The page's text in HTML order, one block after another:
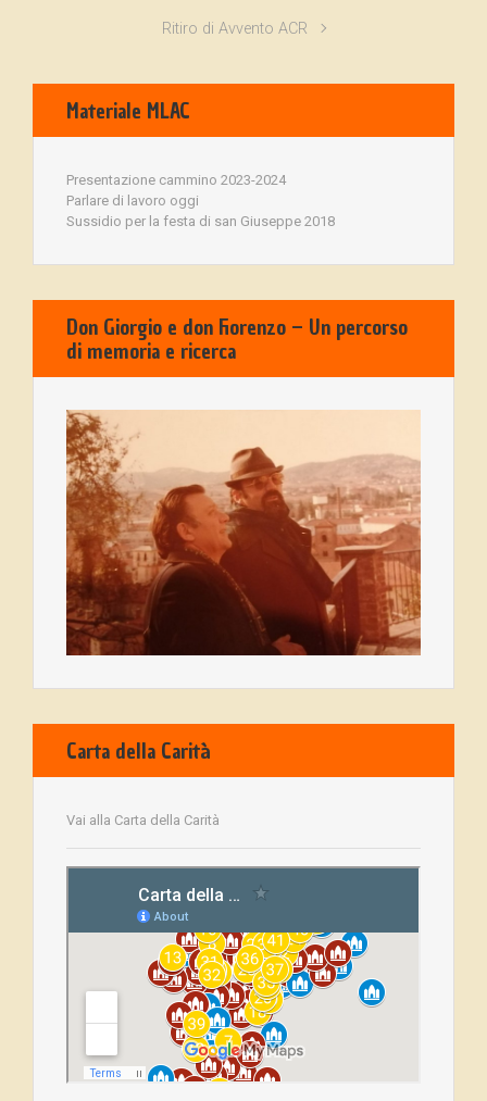
Ritiro di Avvento ACR
Materiale MLAC
Presentazione cammino 2023-2024
Parlare di lavoro oggi
Sussidio per la festa di san Giuseppe 2018
Don Giorgio e don Fiorenzo – Un percorso
di memoria e ricerca
Carta della Carità
Vai alla Carta della Carità